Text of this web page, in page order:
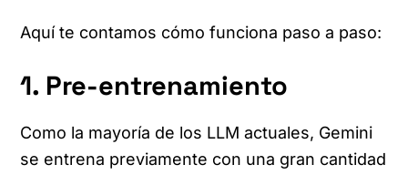
Aquí te contamos cómo funciona paso a paso:
1. Pre-entrenamiento
Como la mayoría de los LLM actuales, Gemini
se entrena previamente con una gran cantidad